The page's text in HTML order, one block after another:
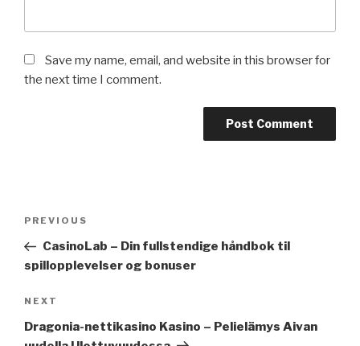
Save my name, email, and website in this browser for
the next time I comment.
Previous
Post
PREVIOUS
CasinoLab – Din fullstendige håndbok til
spillopplevelser og bonuser
Next
Post
NEXT
Dragonia-nettikasino Kasino – Pelielämys Aivan